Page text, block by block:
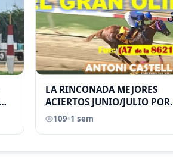
LA RINCONADA MEJORES
ACIERTOS JUNIO/JULIO POR
ANTONI CASTELLANO
109•1 sem